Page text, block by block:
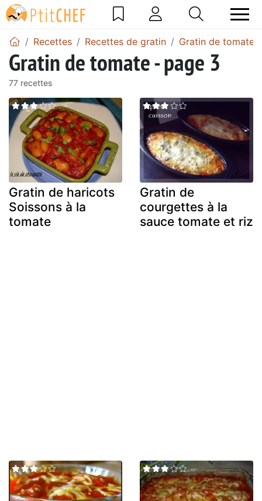
Recettes Recettes de gratin Gratin de tomate
Gratin de tomate - page 3
77 recettes
Gratin de haricots
Soissons à la
tomate
Gratin de
courgettes à la
sauce tomate et riz